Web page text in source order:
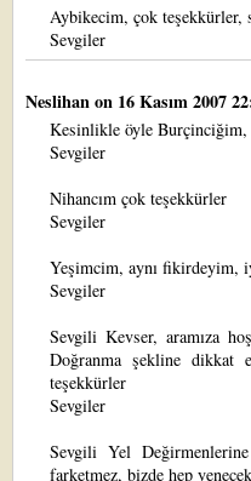
Aybikecim, çok teşekkürler,
Sevgiler
Neslihanon 16 Kasım 2007
Kesinlikle öyle Burçinciğim,
Sevgiler
Nihancım çok teşekkürler
Sevgiler
Yeşimcim, aynı fikirdeyim,
Sevgiler
Sevgili Kevser, aramıza
Doğranma şekline dikkat
teşekkürler
Sevgiler
Sevgili Yel
farketmez, bizde hep